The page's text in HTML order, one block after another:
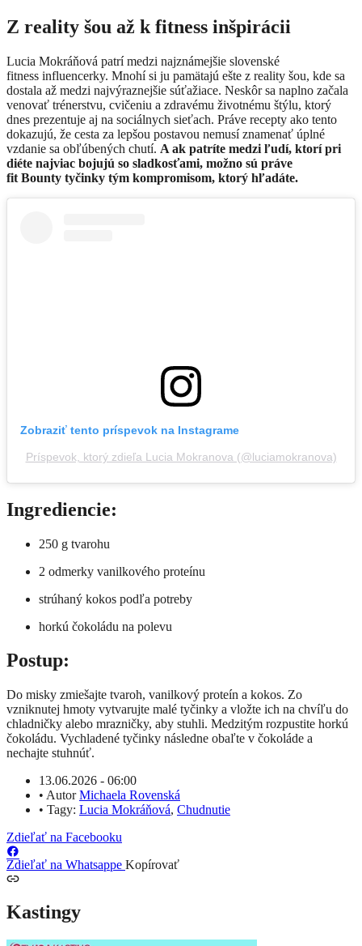
Z reality šou až k fitness inšpirácii
Lucia Mokráňová patrí medzi najznámejšie slovenské
fitness influencerky. Mnohí si ju pamätajú ešte z reality šou, kde sa
dostala až medzi najvýraznejšie súťažiace. Neskôr sa naplno začala
venovať trénerstvu, cvičeniu a zdravému životnému štýlu, ktorý
dnes prezentuje aj na sociálnych sieťach. Práve recepty ako tento
dokazujú, že cesta za lepšou postavou nemusí znamenať úplné
vzdanie sa obľúbených chutí. A ak patríte medzi ľudí, ktorí pri
diéte najviac bojujú so sladkosťami, možno sú práve
fit Bounty tyčinky tým kompromisom, ktorý hľadáte.
Zobraziť tento príspevok na Instagrame
Príspevok, ktorý zdieľa Lucia Mokranova (@luciamokranova)
Ingrediencie:
250 g tvarohu
2 odmerky vanilkového proteínu
strúhaný kokos podľa potreby
horkú čokoládu na polevu
Postup:
Do misky zmiešajte tvaroh, vanilkový proteín a kokos. Zo
vzniknutej hmoty vytvarujte malé tyčinky a vložte ich na chvíľu do
chladničky alebo mrazničky, aby stuhli. Medzitým rozpustite horkú
čokoládu. Vychladené tyčinky následne obaľte v čokoláde a
nechajte stuhnúť.
13.06.2026 - 06:00
• AutorMichaela Rovenská
• Tagy: Lucia Mokráňová, Chudnutie
Zdieľať na Facebooku
Zdieľať na Whatsappe Kopírovať
Kastingy